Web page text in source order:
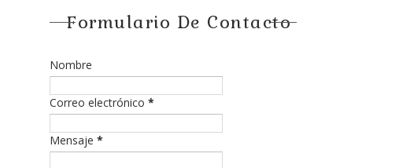
Formulario De Contacto
Nombre
Correo electrónico *
Mensaje *